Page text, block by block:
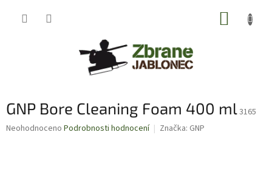
GNP Bore Cleaning Foam 400 ml3165
Průměrné
Neohodnoceno Podrobnosti hodnocení Značka: GNP